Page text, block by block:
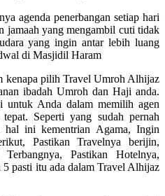
agenda penerbangan setiap hari
jamaah yang mengambil cuti tidak
yang ingin antar lebih luang
di Masjidil Haram
kenapa pilih Travel Umroh Alhijaz
ibadah Umroh dan Haji anda.
untuk Anda dalam memilih agen
Seperti yang sudah pernah
hal ini kementrian Agama, Ingin
Pastikan Travelnya berijin,
Pastikan Hotelnya,
pasti itu ada dalam Travel Alhijaz